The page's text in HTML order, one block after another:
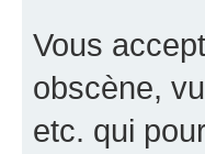
Vous
obscène,
etc. qui